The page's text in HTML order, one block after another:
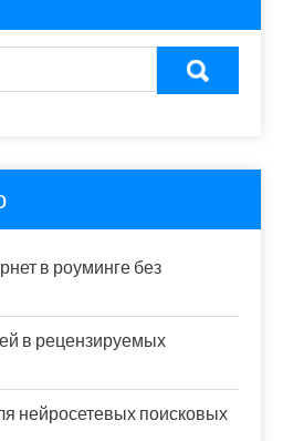
в роуминге без
в рецензируемых
нейросетевых поисковых